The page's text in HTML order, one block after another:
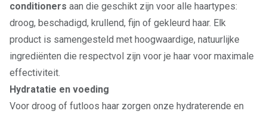
conditioners aan die geschikt zijn voor alle haartypes:
droog, beschadigd, krullend, fijn of gekleurd haar. Elk
product is samengesteld met hoogwaardige, natuurlijke
ingrediënten die respectvol zijn voor je haar voor maximale
effectiviteit.
Hydratatie en voeding
Voor droog of futloos haar zorgen onze hydraterende en